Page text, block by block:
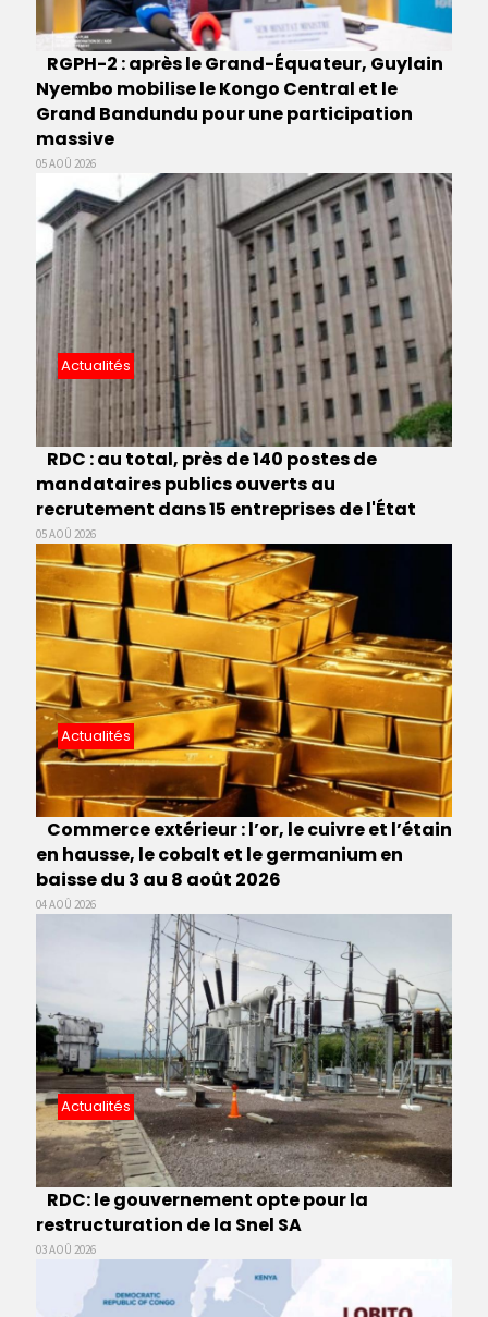
RGPH-2 : après le Grand-Équateur, Guylain
Nyembo mobilise le Kongo Central et le
Grand Bandundu pour une participation
massive
05 AOÛ 2026
Actualités
RDC : au total, près de 140 postes de
mandataires publics ouverts au
recrutement dans 15 entreprises de l'État
05 AOÛ 2026
Actualités
Commerce extérieur : l’or, le cuivre et l’étain
en hausse, le cobalt et le germanium en
baisse du 3 au 8 août 2026
04 AOÛ 2026
Actualités
RDC: le gouvernement opte pour la
restructuration de la Snel SA
03 AOÛ 2026